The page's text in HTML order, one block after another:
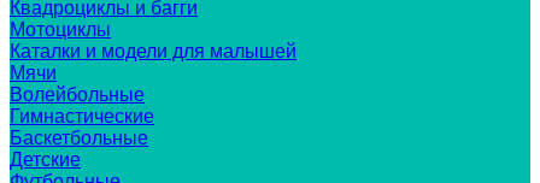
Квадроциклы и багги
Мотоциклы
Каталки и модели для малышей
Мячи
Волейбольные
Гимнастические
Баскетбольные
Детские